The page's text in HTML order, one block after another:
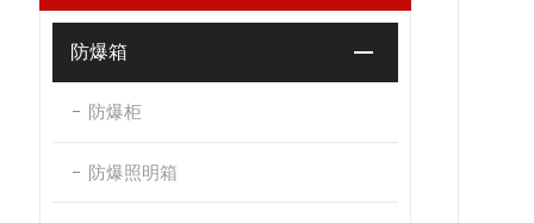
防爆箱
防爆柜
防爆照明箱